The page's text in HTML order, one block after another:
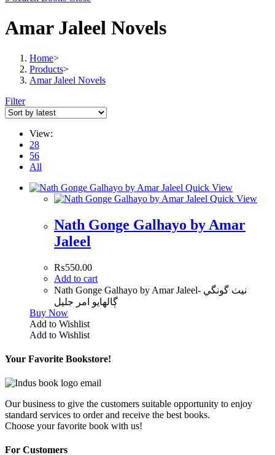
Amar Jaleel Novels
Home>
Products>
Amar Jaleel Novels
Filter
View:
28
56
All
Quick View
Quick View
Nath Gonge Galhayo by Amar
Jaleel
₨550.00
Add to cart
Nath Gonge Galhayo by Amar Jaleel- نيٺ گونگي
ڳالهايو امر جليل
Buy Now
Add to Wishlist
Add to Wishlist
Your Favorite Bookstore!
Our business to give the customers suitable opportunity to enjoy
standard services to order and receive the best books.
Choose your favorite book with us!
For Customers